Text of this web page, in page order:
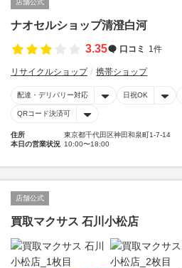
店舗公式
ナオセルショップ清澄白河
3.35
口コミ 1件
リサイクルショップ 携帯ショップ
配達・デリバリー対応 日祝OK
QRコード決済可
住所
東京都千代田区神田和泉町1-7-14
本日の営業状況 10:00〜18:00
店舗公式
買取マクサス 石川小松店